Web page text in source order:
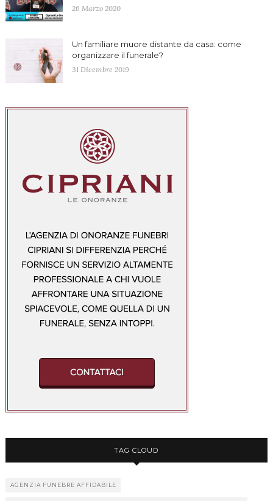
26 Marzo 2020
Un familiare muore distante da casa: come
organizzare il funerale?
31 Dicembre 2019
TAG CLOUD
AGENZIA FUNEBRE AFFIDABILE